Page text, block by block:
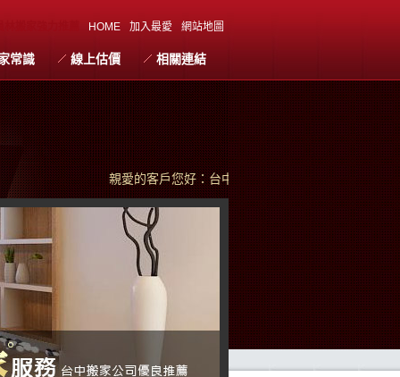
HOME 加入最愛 網站地圖
常識 線上估價 相關連結
親愛的客戶您好：台中搬家珍惜每次為您服務的機會